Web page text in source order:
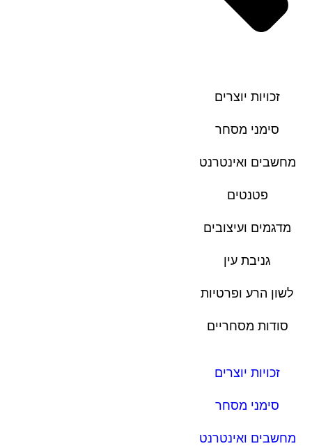
זכויות יוצרים
סימני מסחר
מחשבים ואינטרנט
פטנטים
מדגמים ועיצובים
גניבת עין
לשון הרע ופרטיות
סודות מסחריים
זכויות יוצרים
סימני מסחר
מחשבים ואינטרנט